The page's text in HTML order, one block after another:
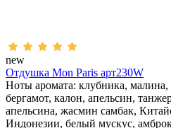
new
Отдушка Mon Paris арт230W
Ноты аромата: клубника,
бергамот, калон, апельсин,
апельсина, жасмин самбак,
Индонезии, белый мускус,